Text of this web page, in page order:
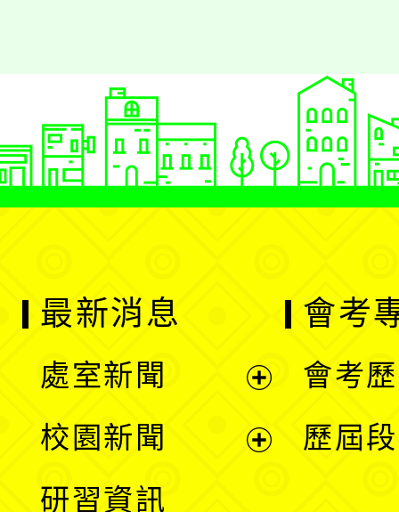
最新消息
處室新聞
校園新聞
研習資訊
會考
會考
歷屆